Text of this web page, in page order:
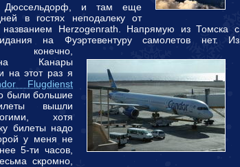
Дюссельдорф, и там еще
в гостях неподалеку от
Herzogenrath. Напрямую из Томска с
на Фуэртевентуру самолетов нет. Из
на Канары
на этот раз я
Flugdienst
были большие
вышли
хотя
билеты надо
у меня не
5-ти часов,
скромно,